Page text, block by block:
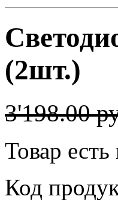
(2шт.)
3'198.00
Товар
Код